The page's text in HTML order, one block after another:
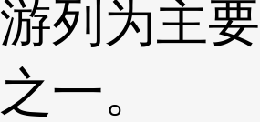
游列为主
之一。